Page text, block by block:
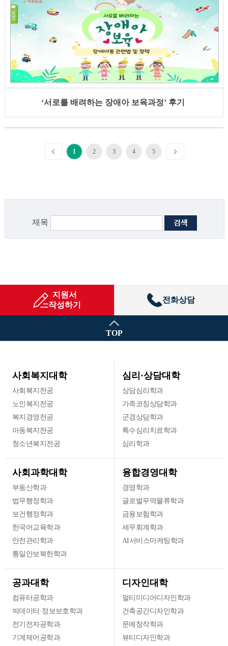
‘서로를 배려하는 장애아 보육과정’ 후기
1 2 3 4 5
제목
지원서
작성하기
전화상담
TOP
사회복지대학
사회복지전공
노인복지전공
복지경영전공
아동복지전공
청소년복지전공
심리·상담대학
상담심리학과
가족코칭상담학과
군경상담학과
특수심리치료학과
심리학과
사회과학대학
부동산학과
법무행정학과
보건행정학과
한국어교육학과
안전관리학과
통일안보북한학과
융합경영대학
경영학과
글로벌무역물류학과
금융보험학과
세무회계학과
AI서비스마케팅학과
공과대학
컴퓨터공학과
빅데이터·정보보호학과
전기전자공학과
기계제어공학과
디자인대학
멀티미디어디자인학과
건축공간디자인학과
문예창작학과
뷰티디자인학과